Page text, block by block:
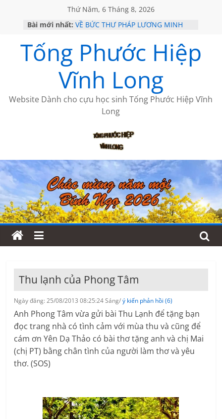
Thứ Năm, 6 Tháng 8, 2026
Bài mới nhất: VỀ BỨC THƯ PHÁP LƯƠNG MINH
HỌC SỬ HỒI XƯA
MỘT ĐỜI ĐI QUA NHỮNG TRANG
SÁCH
BẤT CHỢT CỦA CHÂU LỆ DUNG
CÀ PHÊ NGẮM NÚI
Tống Phước Hiệp
Vĩnh Long
Website Dành cho cựu học sinh Tống Phước Hiệp Vĩnh
Long
Thu lạnh của Phong Tâm
Ngày đăng: 25/08/2013 08:25:24 Sáng/ý kiến phản hồi (6)
Anh Phong Tâm vừa gửi bài Thu Lạnh để tặng bạn
đọc trang nhà có tình cảm với mùa thu và cũng để
cám ơn Yên Dạ Thảo có bài thơ tặng anh và chị Mai
(chị PT) bằng chân tình của người làm thơ và yêu
thơ. (SOS)